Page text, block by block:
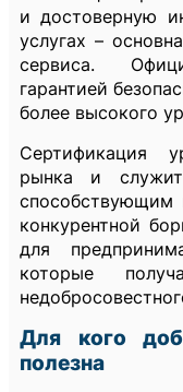
и достоверную
услугах –
сервиса.
гарантией
более высокого
Сертификация
рынка и
способствующим
конкурентной
для
которые
Для кого
полезна